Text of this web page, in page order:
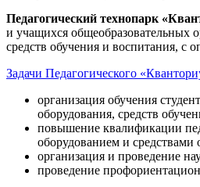
Педагогический технопарк
и учащихся общеобразовательных
средств обучения и воспитания, с
Задачи Педагогического
организация обучения
оборудования, средств
повышение квалификации
оборудованием и средствами
организация и проведение
проведение